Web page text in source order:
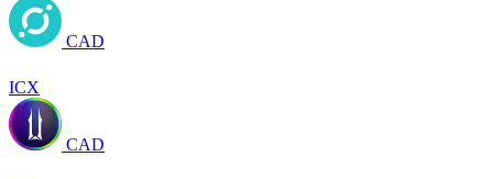
CAD
ICX
CAD